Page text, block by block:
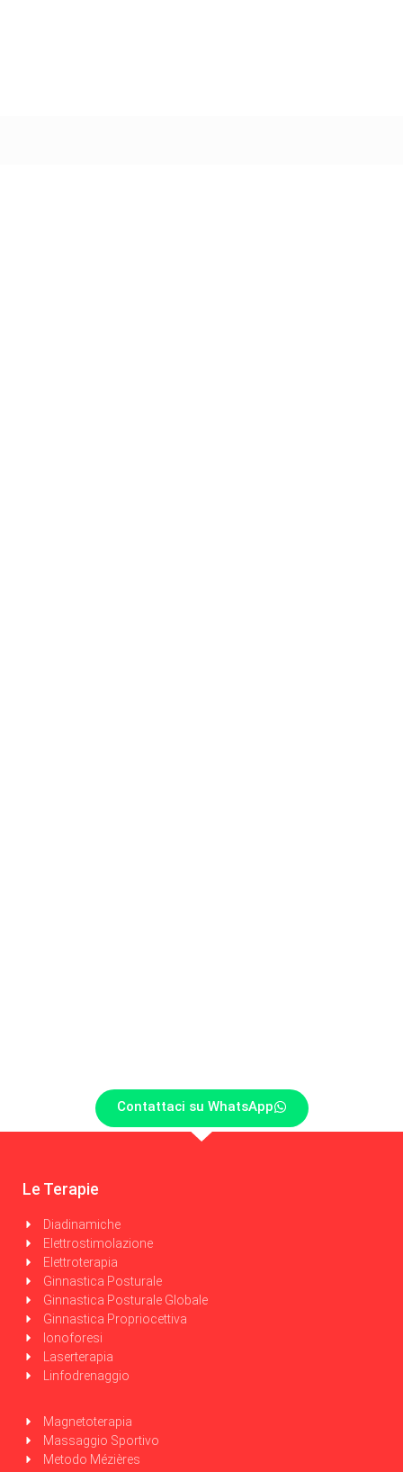
Contattaci su WhatsApp
Le Terapie
Diadinamiche
Elettrostimolazione
Elettroterapia
Ginnastica Posturale
Ginnastica Posturale Globale
Ginnastica Propriocettiva
Ionoforesi
Laserterapia
Linfodrenaggio
Magnetoterapia
Massaggio Sportivo
Metodo Mézières